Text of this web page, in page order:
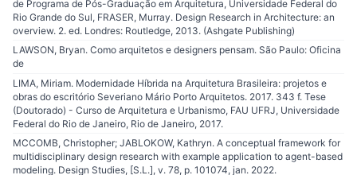
de Programa de Pós-Graduação em Arquitetura, Universidade Federal do
Rio Grande do Sul, FRASER, Murray. Design Research in Architecture: an
overview. 2. ed. Londres: Routledge, 2013. (Ashgate Publishing)
LAWSON, Bryan. Como arquitetos e designers pensam. São Paulo: Oficina
de
LIMA, Miriam. Modernidade Híbrida na Arquitetura Brasileira: projetos e
obras do escritório Severiano Mário Porto Arquitetos. 2017. 343 f. Tese
(Doutorado) - Curso de Arquitetura e Urbanismo, FAU UFRJ, Universidade
Federal do Rio de Janeiro, Rio de Janeiro, 2017.
MCCOMB, Christopher; JABLOKOW, Kathryn. A conceptual framework for
multidisciplinary design research with example application to agent-based
modeling. Design Studies, [S.L.], v. 78, p. 101074, jan. 2022.